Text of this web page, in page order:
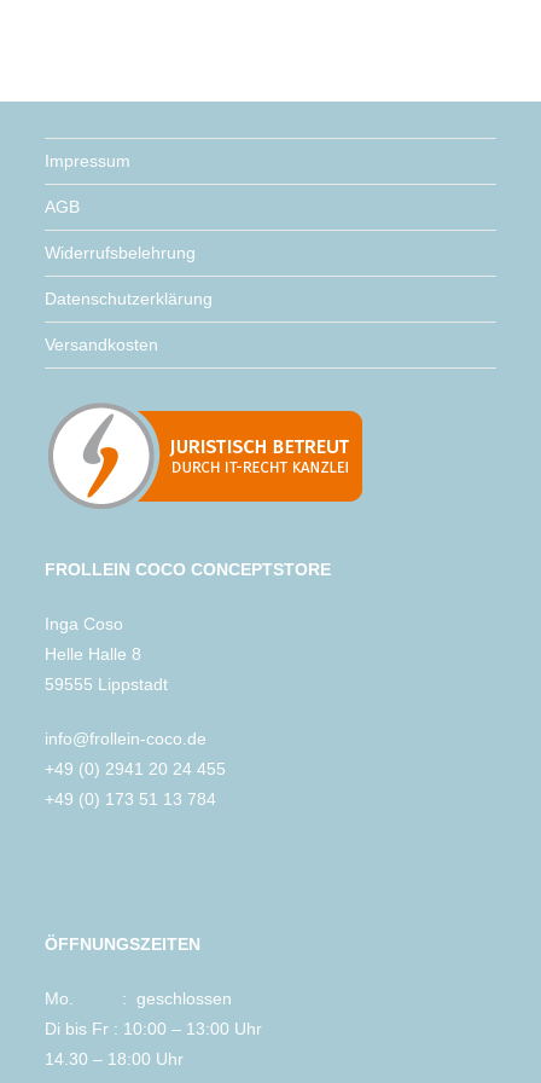
Impressum
AGB
Widerrufsbelehrung
Datenschutzerklärung
Versandkosten
FROLLEIN COCO CONCEPTSTORE
Inga Coso
Helle Halle 8
59555 Lippstadt
info@frollein-coco.de
+49 (0) 2941 20 24 455
+49 (0) 173 51 13 784
ÖFFNUNGSZEITEN
Mo. : geschlossen
Di bis Fr : 10:00 – 13:00 Uhr
14.30 – 18:00 Uhr